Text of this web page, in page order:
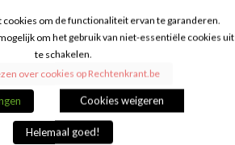
cookies om de functionaliteit ervan te garanderen.
om het gebruik van niet-essentiële cookies uit
te schakelen.
over cookies op Rechtenkrant.be
Cookies weigeren
Helemaal goed!